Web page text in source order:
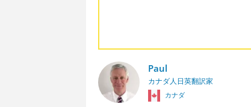
Paul
カナダ人日英翻訳家
カナダ